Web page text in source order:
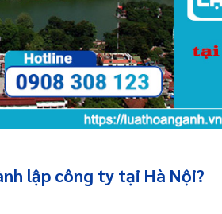
lập công ty tại Hà Nội?